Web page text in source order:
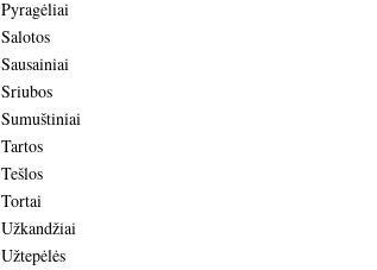
Pyragėliai
Salotos
Sausainiai
Sriubos
Sumuštiniai
Tartos
Tešlos
Tortai
Užkandžiai
Užtepėlės